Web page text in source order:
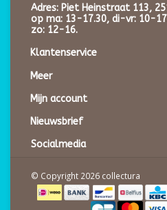
Adres: Piet Heinstraat 113,
op ma: 13-17.30, di-vr: 10-
zo: 12-16.
Klantenservice
Meer
Mijn account
Nieuwsbrief
Socialmedia
© Copyright 2026 collectura